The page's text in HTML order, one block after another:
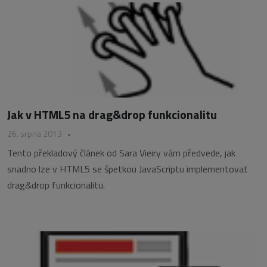
Jak v HTML5 na drag&drop funkcionalitu
26. srpna 2013 •
Tento překladový článek od Sara Vieiry vám předvede, jak
snadno lze v HTML5 se špetkou JavaScriptu implementovat
drag&drop funkcionalitu.